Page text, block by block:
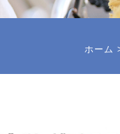
ホーム